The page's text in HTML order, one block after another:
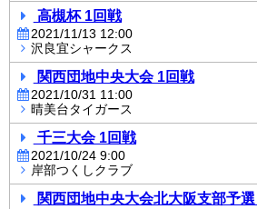
高槻杯 1回戦
2021/11/13 12:00
沢良宜シャークス
関西団地中央大会 1回戦
2021/10/31 11:00
晴美台タイガース
千三大会 1回戦
2021/10/24 9:00
岸部つくしクラブ
関西団地中央大会北大阪支部予